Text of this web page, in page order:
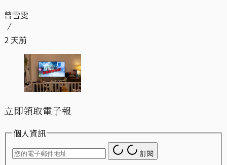
曾雪雯
2 天前
立即領取電子報
個人資訊
訂閱